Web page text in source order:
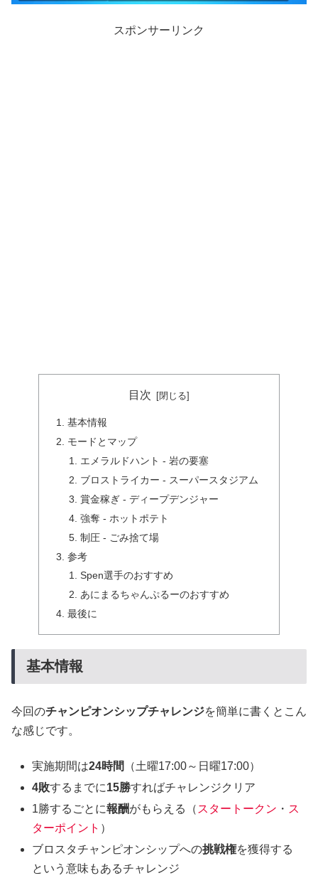
スポンサーリンク
目次
基本情報
モードとマップ
エメラルドハント - 岩の要塞
ブロストライカー - スーパースタジアム
賞金稼ぎ - ディープデンジャー
強奪 - ホットポテト
制圧 - ごみ捨て場
参考
Spen選手のおすすめ
あにまるちゃんぷるーのおすすめ
最後に
基本情報
今回のチャンピオンシップチャレンジを簡単に書くとこん
な感じです。
実施期間は24時間
（土曜17:00～日曜17:00）
4敗するまでに15勝すればチャレンジクリア
1勝するごとに報酬がもらえる（ スタートークン ・ ス
ターポイント ）
ブロスタチャンピオンシップへの挑戦権を獲得する
という意味もあるチャレンジ